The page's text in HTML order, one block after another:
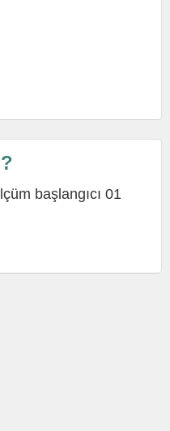
başlangıcı 01